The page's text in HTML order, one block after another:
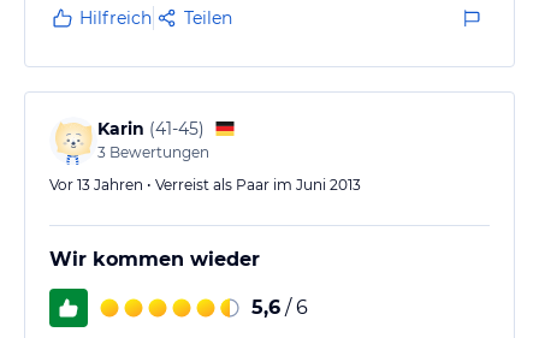
Hilfreich Teilen
Karin (41-45)
3 Bewertungen
Vor 13 Jahren • Verreist als Paar im Juni 2013
Wir kommen wieder
5,6 / 6